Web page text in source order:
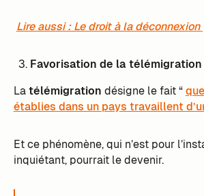
Lire aussi : Le droit à la déconnexion
Favorisation de la télémigration
Latélémigration désigne le fait “
établies dans un pays travaillent
Et ce phénomène, qui n’est pour
inquiétant, pourrait le devenir.